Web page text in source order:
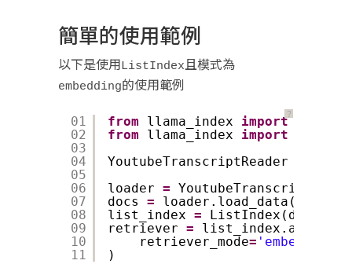
簡單的使用範例
以下是使用ListIndex且模式為
embedding的使用範例
？
01
02
03
04
05
06
07
08
09
10
11
from llama_index import
from
llama_index import
YoutubeTranscriptReader
loader =
docs = loader.load_data(ytlinks
list_index =
ListIndex(docs)
retriever =
retriever_mode= 'embedding'
)